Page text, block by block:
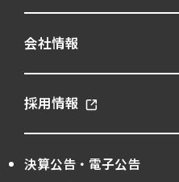
会社情報
採用情報
決算公告・電子公告